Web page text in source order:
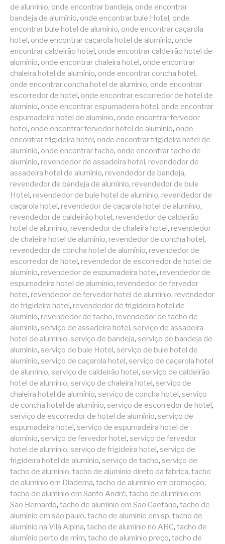
de alumínio, onde encontrar bandeja, onde encontrar
bandeja de alumínio, onde encontrar bule Hotel, onde
encontrar bule hotel de alumínio, onde encontrar caçarola
hotel, onde encontrar caçarola hotel de alumínio, onde
encontrar caldeirão hotel, onde encontrar caldeirão hotel de
alumínio, onde encontrar chaleira hotel, onde encontrar
chaleira hotel de alumínio, onde encontrar concha hotel,
onde encontrar concha hotel de alumínio, onde encontrar
escorredor de hotel, onde encontrar escorredor de hotel de
alumínio, onde encontrar espumadeira hotel, onde encontrar
espumadeira hotel de alumínio, onde encontrar fervedor
hotel, onde encontrar fervedor hotel de alumínio, onde
encontrar frigideira hotel, onde encontrar frigideira hotel de
alumínio, onde encontrar tacho, onde encontrar tacho de
alumínio, revendedor de assadeira hotel, revendedor de
assadeira hotel de alumínio, revendedor de bandeja,
revendedor de bandeja de alumínio, revendedor de bule
Hotel, revendedor de bule hotel de alumínio, revendedor de
caçarola hotel, revendedor de caçarola hotel de alumínio,
revendedor de caldeirão hotel, revendedor de caldeirão
hotel de alumínio, revendedor de chaleira hotel, revendedor
de chaleira hotel de alumínio, revendedor de concha hotel,
revendedor de concha hotel de alumínio, revendedor de
escorredor de hotel, revendedor de escorredor de hotel de
alumínio, revendedor de espumadeira hotel, revendedor de
espumadeira hotel de alumínio, revendedor de fervedor
hotel, revendedor de fervedor hotel de alumínio, revendedor
de frigideira hotel, revendedor de frigideira hotel de
alumínio, revendedor de tacho, revendedor de tacho de
alumínio, serviço de assadeira hotel, serviço de assadeira
hotel de alumínio, serviço de bandeja, serviço de bandeja de
alumínio, serviço de bule Hotel, serviço de bule hotel de
alumínio, serviço de caçarola hotel, serviço de caçarola hotel
de alumínio, serviço de caldeirão hotel, serviço de caldeirão
hotel de alumínio, serviço de chaleira hotel, serviço de
chaleira hotel de alumínio, serviço de concha hotel, serviço
de concha hotel de alumínio, serviço de escorredor de hotel,
serviço de escorredor de hotel de alumínio, serviço de
espumadeira hotel, serviço de espumadeira hotel de
alumínio, serviço de fervedor hotel, serviço de fervedor
hotel de alumínio, serviço de frigideira hotel, serviço de
frigideira hotel de alumínio, serviço de tacho, serviço de
tacho de alumínio, tacho de alumínio direto da fabrica, tacho
de alumínio em Diadema, tacho de alumínio em promoção,
tacho de alumínio em Santo André, tacho de alumínio em
São Bernardo, tacho de alumínio em São Caetano, tacho de
alumínio em são paulo, tacho de alumínio em sp, tacho de
alumínio na Vila Alpina, tacho de alumínio no ABC, tacho de
alumínio perto de mim, tacho de alumínio preço, tacho de